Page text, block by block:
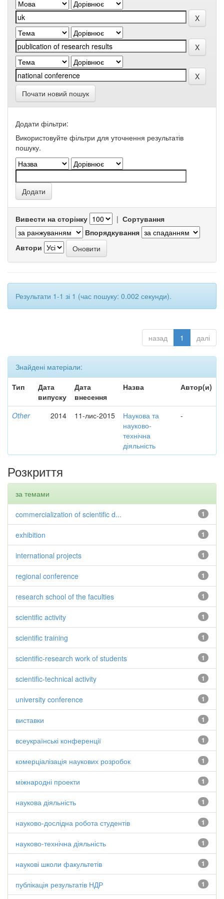
Почати новий пошук
Додати фільтри:
Використовуйте фільтри для уточнення результатів
пошуку.
Вивести на сторінку | Сортування
Впорядкування
Автори
Результати 1-1 зі 1 (час пошуку: 0.002 секунди).
назад 1 далі
Знайдені матеріали:
Тип
Дата
випуску
Дата
внесення
Назва Автор(и)
Other 2014 11-лис-2015
Наукова та
науково-
технічна
діяльність
-
Розкриття
за темами
1
commercialization of scientific d...
1
exhibition
1
international projects
1
regional conference
1
research school of the faculties
1
scientific activity
1
scientific training
1
scientific-research work of students
1
scientific-technical activity
1
university conference
1
виставки
1
всеукраїнські конференції
1
комерціалізація наукових розробок
1
міжнародні проекти
1
наукова діяльність
1
науково-дослідна робота студентів
1
науково-технічна діяльність
1
наукові школи факультетів
1
публікація результатів НДР